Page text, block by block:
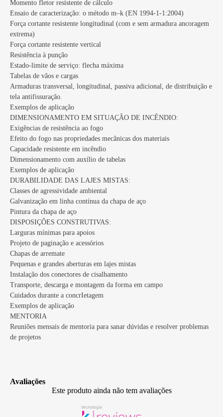
Momento fletor resistente de cálculo
Ensaio de caracterização: o método m–k (EN 1994-1-1:2004)
Força cortante resistente longitudinal (com e sem armadura ancoragem
extrema)
Força cortante resistente vertical
Resistência à punção
Estado-limite de serviço: flecha máxima
Tabelas de vãos e cargas
Armaduras transversal, longitudinal, passiva adicional, de distribuição e
tela antifissuração.
Exemplos de aplicação
DIMENSIONAMENTO EM SITUAÇÃO DE INCÊNDIO:
Exigências de resistência ao fogo
Efeito do fogo nas propriedades mecânicas dos materiais
Capacidade resistente em incêndio
Dimensionamento com auxílio de tabelas
Exemplos de aplicação
DURABILIDADE DAS LAJES MISTAS:
Classes de agressividade ambiental
Galvanização em linha contínua da chapa de aço
Pintura da chapa de aço
DISPOSIÇÕES CONSTRUTIVAS:
Larguras mínimas para apoios
Projeto de paginação e acessórios
Chapas de arremate
Pequenas e grandes aberturas em lajes mistas
Instalação dos conectores de cisalhamento
Transporte, descarga e montagem da forma em campo
Cuidados durante a concrIetagem
Exemplos de aplicação
MENTORIA
Reuniões mensais de mentoria para sanar dúvidas e resolver problemas
de projetos
Avaliações
Este produto ainda não tem avaliações